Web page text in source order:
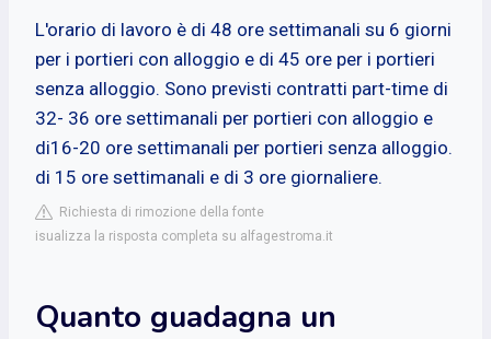
L'orario di lavoro è di 48 ore settimanali su 6 giorni
per i portieri con alloggio e di 45 ore per i portieri
senza alloggio. Sono previsti contratti part-time di
32- 36 ore settimanali per portieri con alloggio e
di16-20 ore settimanali per portieri senza alloggio.
di 15 ore settimanali e di 3 ore giornaliere.
Richiesta di rimozione della fonte
isualizza la risposta completa su alfagestroma.it
Quanto guadagna un